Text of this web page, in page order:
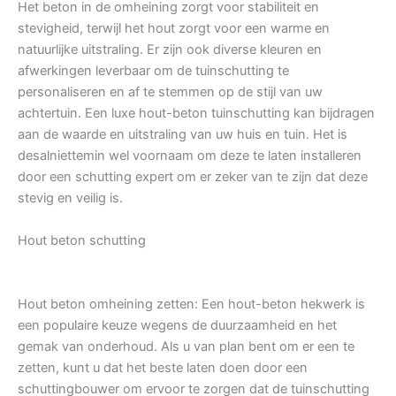
Het beton in de omheining zorgt voor stabiliteit en
stevigheid, terwijl het hout zorgt voor een warme en
natuurlijke uitstraling. Er zijn ook diverse kleuren en
afwerkingen leverbaar om de tuinschutting te
personaliseren en af te stemmen op de stijl van uw
achtertuin. Een luxe hout-beton tuinschutting kan bijdragen
aan de waarde en uitstraling van uw huis en tuin. Het is
desalniettemin wel voornaam om deze te laten installeren
door een schutting expert om er zeker van te zijn dat deze
stevig en veilig is.
Hout beton schutting
Hout beton omheining zetten: Een hout-beton hekwerk is
een populaire keuze wegens de duurzaamheid en het
gemak van onderhoud. Als u van plan bent om er een te
zetten, kunt u dat het beste laten doen door een
schuttingbouwer om ervoor te zorgen dat de tuinschutting